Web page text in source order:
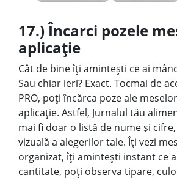
17.) Încarci pozele
aplicație
Cât de bine îți amintești ce ai
Sau chiar ieri? Exact. Tocmai de
PRO, poți încărca poze ale
aplicație. Astfel, Jurnalul tău
mai fi doar o listă de nume și
vizuală a alegerilor tale. Îți vezi
organizat, îți amintești instant ce
cantitate, poți observa tipare,